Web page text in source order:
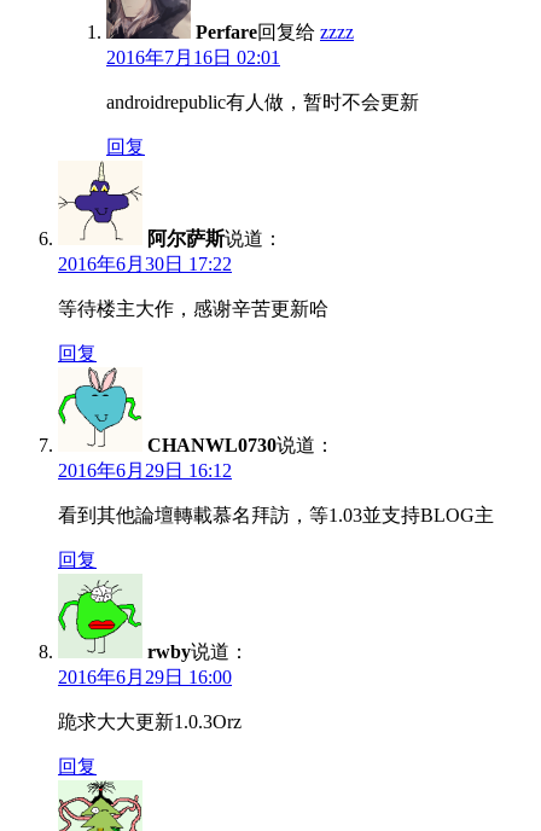
Perfare回复给 zzzz
2016年7月16日 02:01
androidrepublic有人做，暂时不会更新
回复
阿尔萨斯说道：
2016年6月30日 17:22
等待楼主大作，感谢辛苦更新哈
回复
CHANWL0730说道：
2016年6月29日 16:12
看到其他論壇轉載慕名拜訪，等1.03並支持BLOG主
回复
rwby说道：
2016年6月29日 16:00
跪求大大更新1.0.3Orz
回复